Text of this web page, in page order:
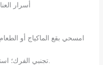
🧼 أسرار
امسحي بقع الماكياج أو
تجنبي الفرك؛ استخدمي “الطبطبة” فقط لحماية التطريز.